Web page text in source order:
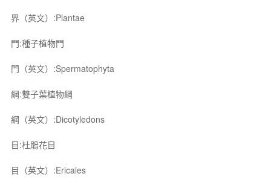
界（英文）:Plantae
門:種子植物門
門（英文）:Spermatophyta
綱:雙子葉植物綱
綱（英文）:Dicotyledons
目:杜鵑花目
目（英文）:Ericales